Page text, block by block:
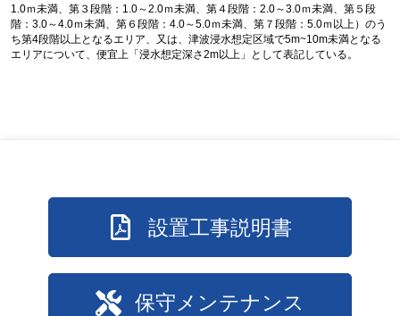
1.0ｍ未満、第３段階：1.0～2.0ｍ未満、第４段階：2.0～3.0ｍ未満、第５段
階：3.0～4.0ｍ未満、第６段階：4.0～5.0ｍ未満、第７段階：5.0ｍ以上）のう
ち第4段階以上となるエリア、又は、津波浸水想定区域で5m~10m未満となる
エリアについて、便宜上「浸水想定深さ2m以上」として表記している。
設置工事説明書
保守メンテナンス